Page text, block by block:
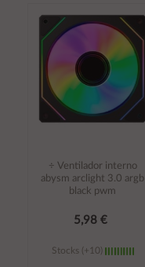
carrito
÷ Ventilador interno
abysm arclight 3.0 argb
black pwm
5,98 €
Stocks (+10)